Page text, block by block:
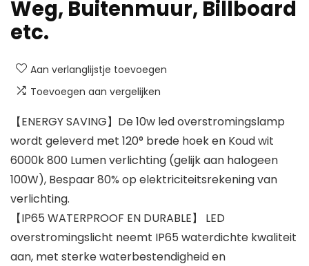
Weg, Buitenmuur, Billboard
etc.
Aan verlanglijstje toevoegen
Toevoegen aan vergelijken
【ENERGY SAVING】De 10w led overstromingslamp
wordt geleverd met 120° brede hoek en Koud wit
6000k 800 Lumen verlichting (gelijk aan halogeen
100W), Bespaar 80% op elektriciteitsrekening van
verlichting.
【IP65 WATERPROOF EN DURABLE】 LED
overstromingslicht neemt IP65 waterdichte kwaliteit
aan, met sterke waterbestendigheid en